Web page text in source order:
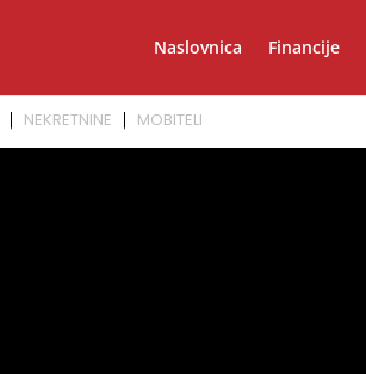
Naslovnica Financije